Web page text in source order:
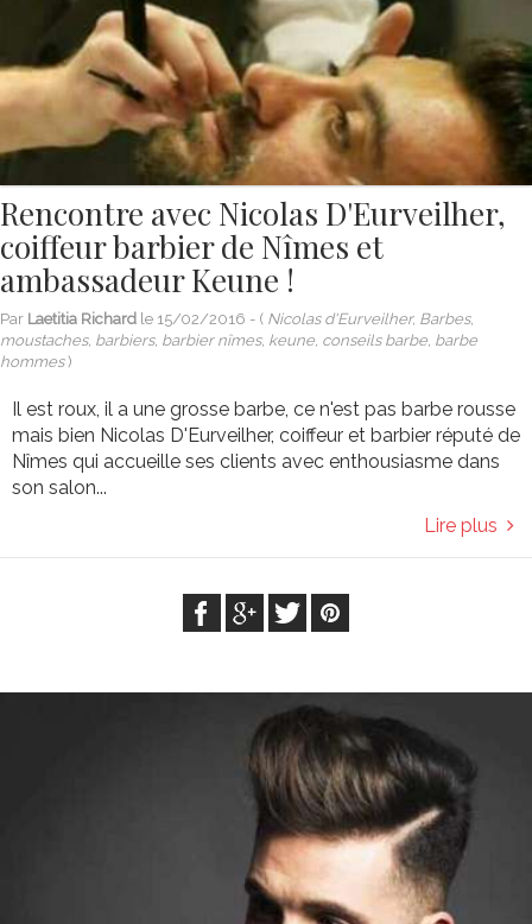
Rencontre avec Nicolas D'Eurveilher,
coiffeur barbier de Nîmes et
ambassadeur Keune !
Par Laetitia Richard le 15/02/2016 - ( Nicolas d'Eurveilher, Barbes,
moustaches, barbiers, barbier nîmes, keune, conseils barbe, barbe
hommes)
Il est roux, il a une grosse barbe, ce n'est pas barbe rousse
mais bien Nicolas D'Eurveilher, coiffeur et barbier réputé de
Nîmes qui accueille ses clients avec enthousiasme dans
son salon...
Lire plus